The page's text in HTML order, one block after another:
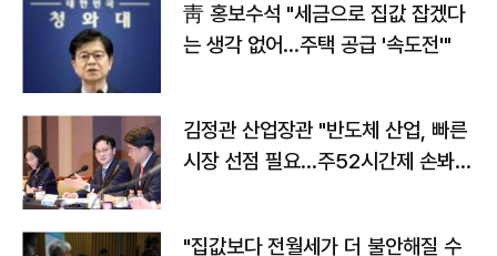
靑 홍보수석 "세금으로 집값 잡겠다
는 생각 없어…주택 공급 '속도전'"
김정관 산업장관 "반도체 산업, 빠른
시장 선점 필요…주52시간제 손봐
"집값보다 전월세가 더 불안해질 수